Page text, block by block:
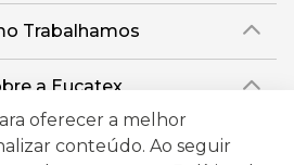
Trabalhamos
de Privacidade
e Devoluções
a Eucatex
História
oferecer a melhor
conteúdo. Ao seguir